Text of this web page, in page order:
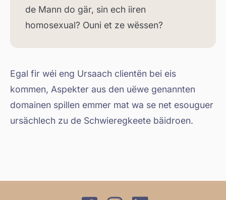
de Mann do gär, sin ech iiren
homosexual? Ouni et ze wëssen?
Egal fir wéi eng Ursaach clientën bei eis
kommen, Aspekter aus den uëwe genannten
domainen spillen emmer mat wa se net esouguer
ursächlech zu de Schwieregkeete bäidroen.